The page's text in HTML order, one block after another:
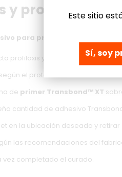
y
para profesionales
profilaxis y aislamiento del
el protocolo habitual.
de primer Transbond™ XT
cantidad de adhesivo
en la ubicación deseada y retirar
las recomendaciones del
vez completado el curado.
Este sitio
Sí, soy